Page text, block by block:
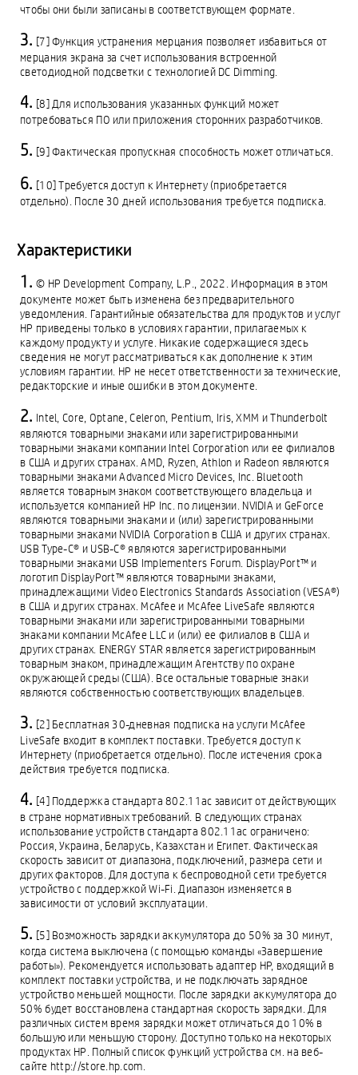
чтобы они были записаны в соответствующем формате.
[7] Функция устранения мерцания позволяет избавиться от
мерцания экрана за счет использования встроенной
светодиодной подсветки с технологией DC Dimming.
[8] Для использования указанных функций может
потребоваться ПО или приложения сторонних разработчиков.
[9] Фактическая пропускная способность может отличаться.
[10] Требуется доступ к Интернету (приобретается
отдельно). После 30 дней использования требуется подписка.
Характеристики
© HP Development Company, L.P., 2022. Информация в этом
документе может быть изменена без предварительного
уведомления. Гарантийные обязательства для продуктов и услуг
HP приведены только в условиях гарантии, прилагаемых к
каждому продукту и услуге. Никакие содержащиеся здесь
сведения не могут рассматриваться как дополнение к этим
условиям гарантии. HP не несет ответственности за технические,
редакторские и иные ошибки в этом документе.
Intel, Core, Optane, Celeron, Pentium, Iris, XMM и Thunderbolt
являются товарными знаками или зарегистрированными
товарными знаками компании Intel Corporation или ее филиалов
в США и других странах. AMD, Ryzen, Athlon и Radeon являются
товарными знаками Advanced Micro Devices, Inc. Bluetooth
является товарным знаком соответствующего владельца и
используется компанией HP Inc. по лицензии. NVIDIA и GeForce
являются товарными знаками и (или) зарегистрированными
товарными знаками NVIDIA Corporation в США и других странах.
USB Type-C® и USB-C® являются зарегистрированными
товарными знаками USB Implementers Forum. DisplayPort™ и
логотип DisplayPort™ являются товарными знаками,
принадлежащими Video Electronics Standards Association (VESA®)
в США и других странах. McAfee и McAfee LiveSafe являются
товарными знаками или зарегистрированными товарными
знаками компании McAfee LLC и (или) ее филиалов в США и
других странах. ENERGY STAR является зарегистрированным
товарным знаком, принадлежащим Агентству по охране
окружающей среды (США). Все остальные товарные знаки
являются собственностью соответствующих владельцев.
[2] Бесплатная 30-дневная подписка на услуги McAfee
LiveSafe входит в комплект поставки. Требуется доступ к
Интернету (приобретается отдельно). После истечения срока
действия требуется подписка.
[4] Поддержка стандарта 802.11ac зависит от действующих
в стране нормативных требований. В следующих странах
использование устройств стандарта 802.11ac ограничено:
Россия, Украина, Беларусь, Казахстан и Египет. Фактическая
скорость зависит от диапазона, подключений, размера сети и
других факторов. Для доступа к беспроводной сети требуется
устройство с поддержкой Wi-Fi. Диапазон изменяется в
зависимости от условий эксплуатации.
[5] Возможность зарядки аккумулятора до 50% за 30 минут,
когда система выключена (с помощью команды «Завершение
работы»). Рекомендуется использовать адаптер HP, входящий в
комплект поставки устройства, и не подключать зарядное
устройство меньшей мощности. После зарядки аккумулятора до
50% будет восстановлена стандартная скорость зарядки. Для
различных систем время зарядки может отличаться до 10% в
большую или меньшую сторону. Доступно только на некоторых
продуктах HP. Полный список функций устройства см. на веб-
сайте http://store.hp.com.